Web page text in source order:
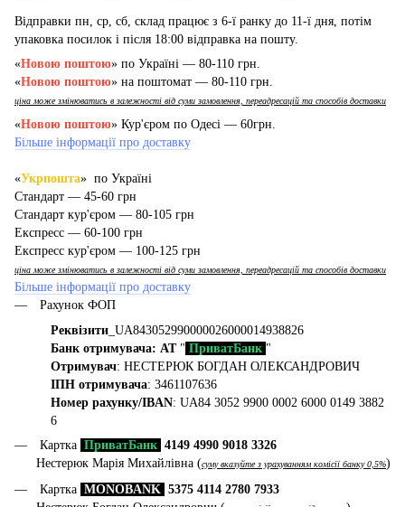
Відправки пн, ср, сб, склад працює з 6-ї ранку до 11-ї дня, потім
упаковка посилок і після 18:00 відправка на пошту.
«Новою поштою» по Україні — 80-110 грн.
«Новою поштою» на поштомат — 80-110 грн.
ціна може змінюватись в залежності від суми замовлення, переадресацій та способів доставки
«Новою поштою» Кур'єром по Одесі — 60грн.
Більше інформації про доставку
«Укрпошта» по Україні
Стандарт — 45-60 грн
Стандарт кур'єром — 80-105 грн
Експресс — 60-100 грн
Експресс кур'єром — 100-125 грн
ціна може змінюватись в залежності від суми замовлення, переадресацій та способів доставки
Більше інформації про доставку
Рахунок ФОП
Реквізити _UA843052990000026000014938826
Банк отримувача: АТ" ПриватБанк "
Отримувач: НЕСТЕРЮК БОГДАН ОЛЕКСАНДРОВИЧ
ІПН отримувача: 3461107636
Номер рахунку/IBAN: UA84 3052 9900 0002 6000 0149 3882
6
Картка ПриватБанк 4149 4990 9018 3326
Нестерюк Марія Михайлівна (суму вказуйте з урахуванням комісії банку 0,5%)
Картка MONOBANK 5375 4114 2780 7933